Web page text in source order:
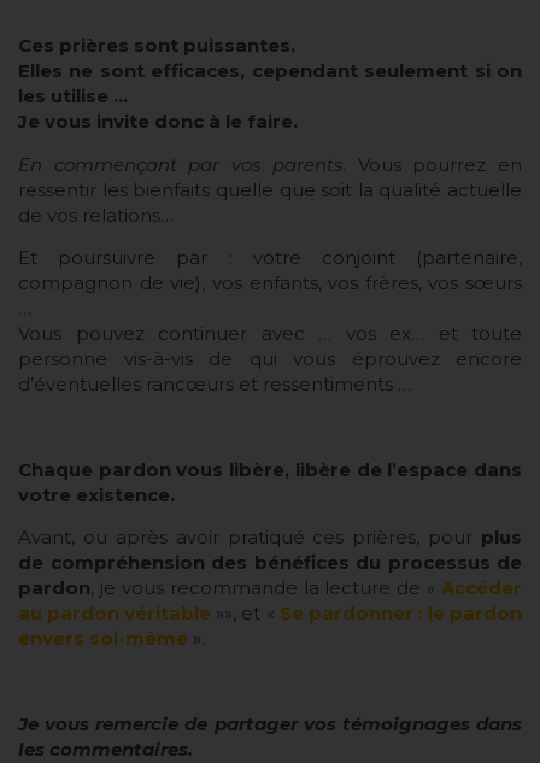
Ces prières sont puissantes.
Elles ne sont efficaces, cependant seulement si on
les utilise …
Je vous invite donc à le faire.
En commençant par vos parents. Vous pourrez en
ressentir les bienfaits quelle que soit la qualité actuelle
de vos relations…
Et poursuivre par : votre conjoint (partenaire,
compagnon de vie), vos enfants, vos frères, vos sœurs
…
Vous pouvez continuer avec … vos ex… et toute
personne vis-à-vis de qui vous éprouvez encore
d’éventuelles rancœurs et ressentiments …
Chaque pardon vous libère, libère de l’espace dans
votre existence.
Avant, ou après avoir pratiqué ces prières, pour plus
de compréhension des bénéfices du processus de
pardon, je vous recommande la lecture de « Accéder
au pardon véritable »», et « Se pardonner : le pardon
envers soi-même ».
Je vous remercie de partager vos témoignages dans
les commentaires.
RECEVOIR LE GUIDE